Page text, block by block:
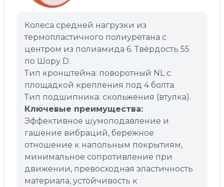
Колеса средней нагрузки из
термопластичного полиуретана с
центром из полиамида 6. Твёрдость 55
по Шору D.
Тип кронштейна: поворотный NL с
площадкой крепления под 4 болта.
Тип подшипника: скольжения (втулка).
Ключевые преимущества:
Эффективное шумоподавление и
гашение вибраций, бережное
отношение к напольным покрытиям,
минимальное сопротивление при
движении, превосходная эластичность
материала, устойчивость к